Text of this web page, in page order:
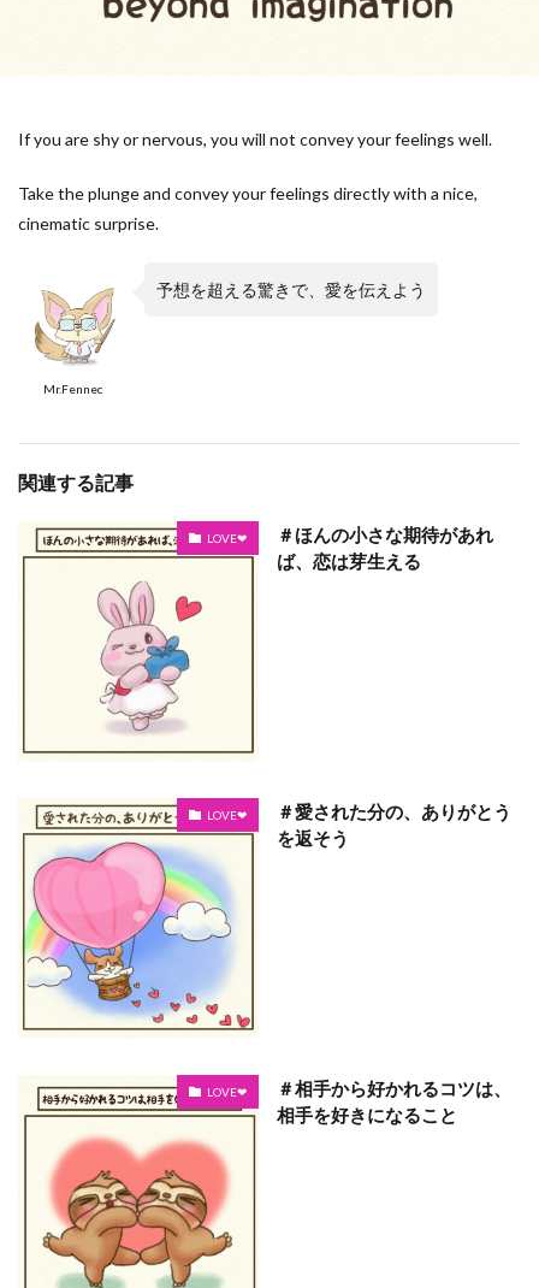
If you are shy or nervous, you will not convey your feelings well.
Take the plunge and convey your feelings directly with a nice,
cinematic surprise.
Mr.Fennec
予想を超える驚きで、愛を伝えよう
関連する記事
LOVE❤
＃ほんの小さな期待があれ
ば、恋は芽生える
LOVE❤
＃愛された分の、ありがとう
を返そう
LOVE❤
＃相手から好かれるコツは、
相手を好きになること